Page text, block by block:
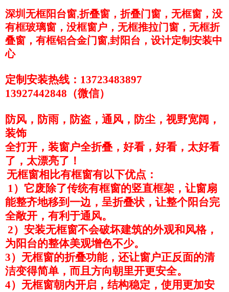
深圳无框阳台窗,折叠窗，折叠门窗，无框窗，没
有框玻璃窗，没框窗户，无框推拉门窗，无框折
叠窗，有框铝合金门窗,封阳台，设计定制安装中
心
定制安装热线：13723483897
13927442848（微信）
防风，防雨，防盗，通风，防尘，视野宽阔，
装饰
全打开， 装窗户全折叠，好看，好看，太好看
了，太漂亮了！
无框窗相比有框窗有以下优点：
1）它废除了传统有框窗的竖直框架，让窗扇
能整齐地移到一边，呈折叠状，让整个阳台完
全敞开，有利于通风。
2）安装无框窗不会破坏建筑的外观和风格，
为阳台的整体美观增色不少。
3）无框窗的折叠功能，还让窗户正反面的清
洁变得简单，而且方向朝里开更安全。
4）无框窗朝内开启，结构稳定，使用更加安